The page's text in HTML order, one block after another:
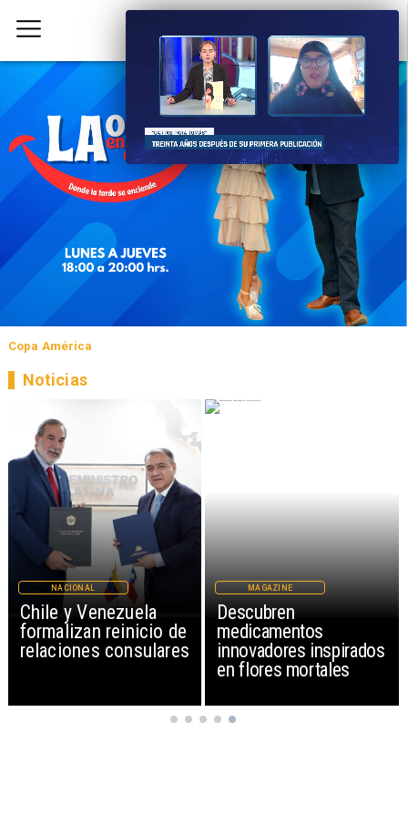
Copa América
Chile y Venezuela
formalizan reinicio de
relaciones consulares
NACIONAL
Descubren
medicamentos
innovadores inspirados
en flores mortales
MAGAZINE
Noticias